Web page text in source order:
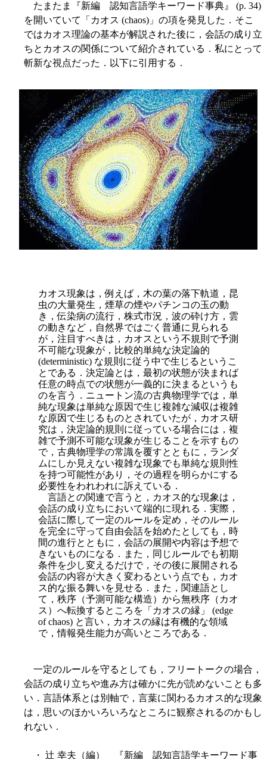
たまたま『新編 認知言語学キーワード事典』 (p. 34)
を開いていて「カオス (chaos)」の項を発見した．そこ
ではカオス理論の基本が解説された後に，会話の成り立
ちとカオスの関係について紹介されている．私にとって
斬新な視点だった．以下に引用する．
カオス現象は，例えば，木の葉の落下軌道，昆
虫の大量発生，煙草の煙やパチンコの玉の動
き，伝染病の流行，株式市況，波の砕け方，雲
の動きなど，自然界ではごく普通に見られる
が，注目すべきは，カオスという不規則で予測
不可能な現象が，比較的単純な決定論的
(deterministic) な規則に従う中で生じるというこ
とである．決定論とは，最初の状態が決まれば
任意の時点での状態が一義的に決まるというも
のを言う．ニュートン流の古典物理学では，単
純な現象は単純な原因で生じ複雑な減収は複雑
な原因で生じるものとされていたが，カオス研
究は，決定論的規則に従っている場合には，複
雑で予測不可能な現象が生じることを示すもの
で，古典物理学の常識を覆すとともに，ランダ
ムにしか見えない複雑な現象でも単純な規則性
を持つ可能性があり，その過程を明らかにする
必要性をわれわれに訴えている．
言語との関連で言うと，カオス的な現象は，
会話の成り立ちにおいて端的に現れる．実際，
会話に際して一定のルールを定め，そのルール
を完全に守って自由会話を始めたとしても，時
間の進行とともに，会話の展開や内容は予想で
きないものになる．また，同じルールでも初期
条件を少し変えるだけで，その後に展開される
会話の内容が大きく変わるという点でも，カオ
ス的な振る舞いを見せる．また，関連語とし
て，秩序（予測可能な構造）から無秩序（カオ
ス）へ転換するところを「カオスの縁」 (edge
of chaos) と言い，カオスの縁は有機的な領域
で，情報発生能力が高いところである．
一定のルールを守るとしても，フリートークの場合，
会話の成り立ちや進み方は確かに先が読めないことも多
い．言語体系とは別軸で，言葉に関わるカオス的な現象
は，思いのほかいろいろなところに観察されるのかもし
れない．
・ 辻 幸夫（編） 『新編 認知言語学キーワード事